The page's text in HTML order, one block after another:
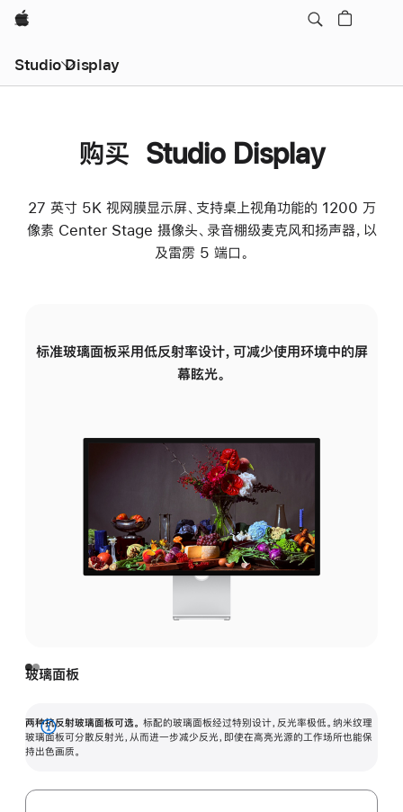
Apple
Studio Display
购买 Studio Display
27 英寸 5K 视网膜显示屏、支持桌上视角功能的 1200 万
像素 Center Stage 摄像头、录音棚级麦克风和扬声器，以
及雷雳 5 端口。
标准玻璃面板采用低反射率设计，可减少使用环境中的屏
幕眩光。
玻璃面板
两种抗反射玻璃面板可选。 标配的玻璃面板经过特别设计，反光率极低。纳米纹理
玻璃面板可分散反射光，从而进一步减少反光，即使在高亮光源的工作场所也能保
持出色画质。
展
开